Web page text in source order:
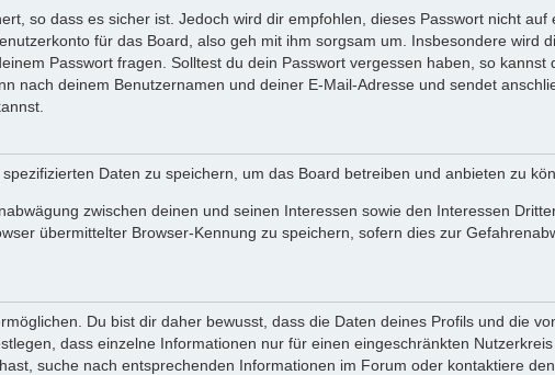
so dass es sicher ist. Jedoch wird dir empfohlen, dieses Passwort nicht auf
für das Board, also geh mit ihm sorgsam um. Insbesondere wird
Passwort fragen. Solltest du dein Passwort vergessen haben, so kannst
nach deinem Benutzernamen und deiner E-Mail-Adresse und sendet
Daten zu speichern, um das Board betreiben und anbieten zu
zwischen deinen und seinen Interessen sowie den Interessen
übermittelter Browser-Kennung zu speichern, sofern dies zur
Du bist dir daher bewusst, dass die Daten deines Profils und die
dass einzelne Informationen nur für einen eingeschränkten
suche nach entsprechenden Informationen im Forum oder kontaktiere